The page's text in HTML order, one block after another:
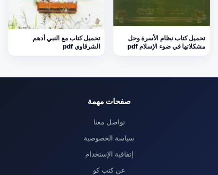
تحميل كتاب نظام الأسرة وحل
مشكلاتها في ضوء الإسلام pdf
تحميل كتاب مع النبي أدهم
الشرقاوي pdf
صفحات مهمة
تواصل معنا
سياسة الخصوصية
إتفاقية الإستخدام
عن كتب كو